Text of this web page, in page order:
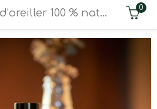
Brume d’oreiller 100 % naturelle à la fleur d’oranger 0